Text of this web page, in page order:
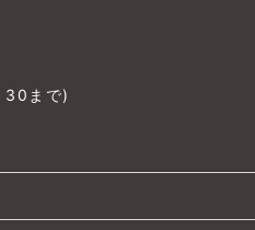
30まで)